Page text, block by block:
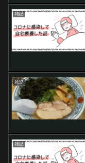
雑記
雑記
雑記